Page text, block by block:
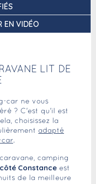
EN VIDÉO
LIT DE
car ne vous
? C'est qu'il est
choisissez la
adapté
car.
camping
Constance est
de la meilleure